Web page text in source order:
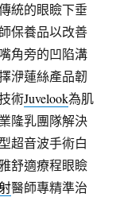
統的眼瞼下垂
保養品以改善
角旁的凹陷溝
洢蓮絲產品韌
術Juvelook為肌
隆乳團隊解決
超音波手術白
舒適療程眼瞼
醫師專精準治